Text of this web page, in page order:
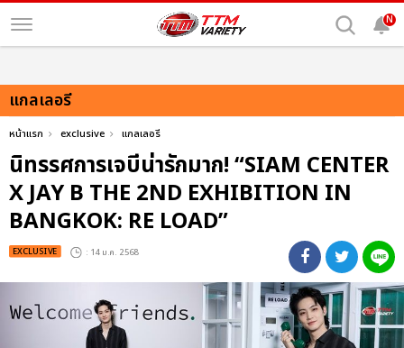
N
แกลเลอรี
หน้าแรก exclusive แกลเลอรี
นิทรรศการเจบีน่ารักมาก! “SIAM CENTER
X JAY B THE 2ND EXHIBITION IN
BANGKOK: RE LOAD”
EXCLUSIVE : 14 ม.ค. 2568